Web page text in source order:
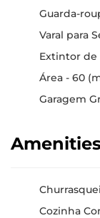
Guarda-
Varal para
Extintor
Área - 60
Garagem
Cozinha